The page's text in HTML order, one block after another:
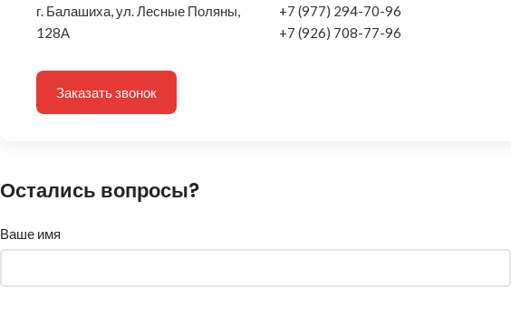
г. Балашиха, ул. Лесные Поляны,
128А
+7 (977) 294-70-96
+7 (926) 708-77-96
Заказать звонок
Остались вопросы?
Ваше имя